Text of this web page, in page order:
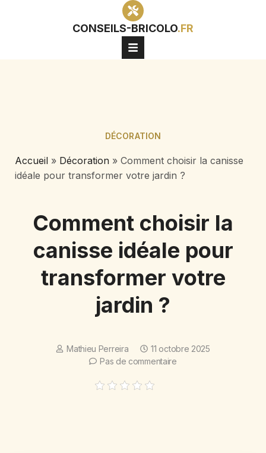
CONSEILS-BRICOLO.FR
DÉCORATION
Accueil » Décoration » Comment choisir la canisse
idéale pour transformer votre jardin ?
Comment choisir la
canisse idéale pour
transformer votre
jardin ?
Mathieu Perreira
11 octobre 2025
Pas de commentaire